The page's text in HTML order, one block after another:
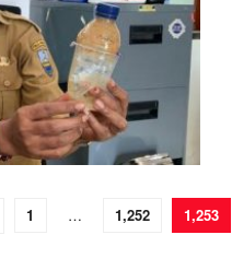
1 … 1,252 1,253